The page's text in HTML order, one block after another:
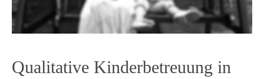
Qualitative Kinderbetreuung in